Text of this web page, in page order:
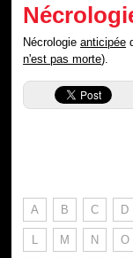
Nécrologieanticipée
n'est pas morte).
A B C D
L M N O